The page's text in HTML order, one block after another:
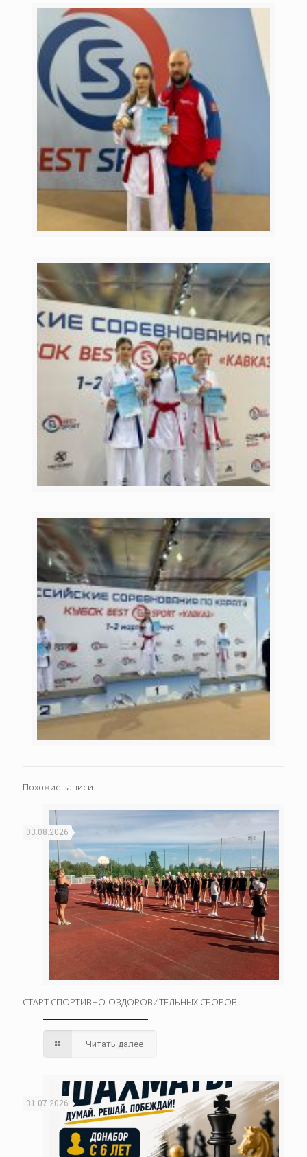
Похожие записи
03.08.2026
СТАРТ СПОРТИВНО-ОЗДОРОВИТЕЛЬНЫХ СБОРОВ!
Читать далее
31.07.2026